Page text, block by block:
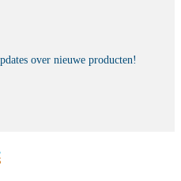
over nieuwe producten!